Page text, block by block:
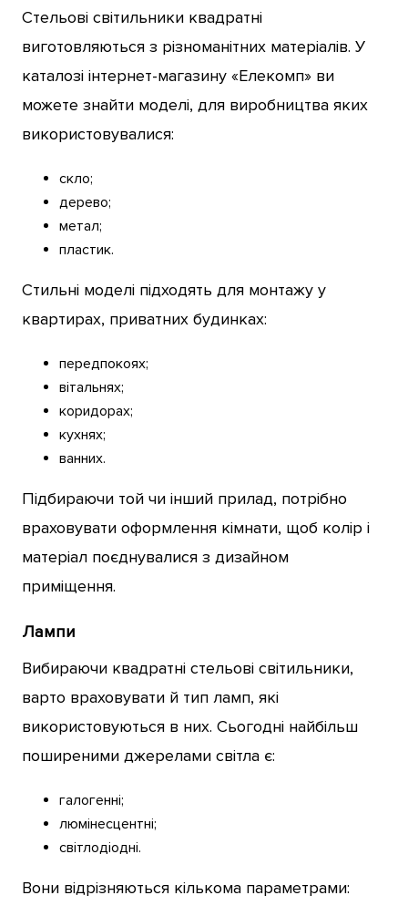
Стельові світильники квадратні
виготовляються з різноманітних матеріалів. У
каталозі інтернет-магазину «Елекомп» ви
можете знайти моделі, для виробництва яких
використовувалися:
скло;
дерево;
метал;
пластик.
Стильні моделі підходять для монтажу у
квартирах, приватних будинках:
передпокоях;
вітальнях;
коридорах;
кухнях;
ванних.
Підбираючи той чи інший прилад, потрібно
враховувати оформлення кімнати, щоб колір і
матеріал поєднувалися з дизайном
приміщення.
Лампи
Вибираючи квадратні стельові світильники,
варто враховувати й тип ламп, які
використовуються в них. Сьогодні найбільш
поширеними джерелами світла є:
галогенні;
люмінесцентні;
світлодіодні.
Вони відрізняються кількома параметрами: